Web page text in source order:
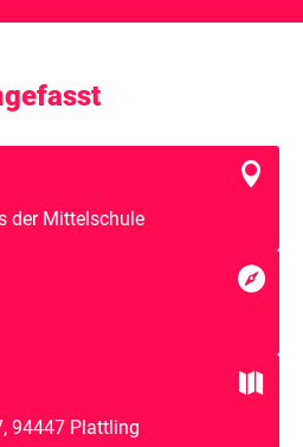

der Mittelschule


94447 Plattling